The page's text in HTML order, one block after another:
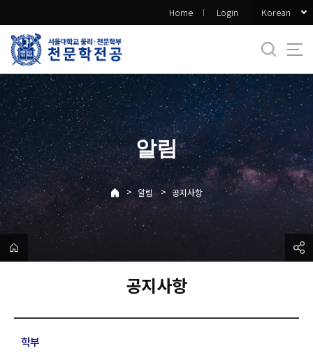
로
메
뉴
Home Login Korean
알림
> 알림 > 공지사항
공지사항
학부